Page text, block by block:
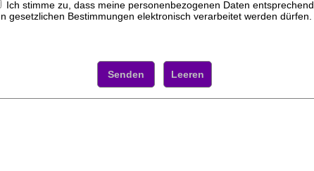
Ich stimme zu, dass meine personenbezogenen Daten entsprechend
gesetzlichen Bestimmungen elektronisch verarbeitet werden dürfen.